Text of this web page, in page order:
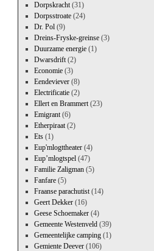
Dorpskracht(31)
Dorpsstroate(24)
Dr. Pol(9)
Dreins-Fryske-greinse(3)
Duurzame energie(1)
Dwarsdrift(2)
Economie(3)
Eendeviever(8)
Electrificatie(2)
Ellert en Brammert(23)
Emigrant(6)
Etherpiraat(2)
Ets(1)
Eup'mlogttheater(4)
Eup’mlogtspel(47)
Familie Zaligman(5)
Fanfare(5)
Fraanse parachutist(14)
Geert Dekker(16)
Geese Schoemaker(4)
Gemeente Westenveld(39)
Gemeentelijke camping(1)
Gemiente Deever(106)